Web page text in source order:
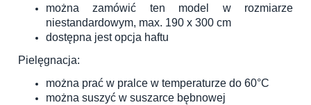
można zamówić ten model w rozmiarze
niestandardowym, max. 190 x 300 cm
dostępna jest opcja haftu
Pielęgnacja:
można prać w pralce w temperaturze do 60°C
można suszyć w suszarce bębnowej